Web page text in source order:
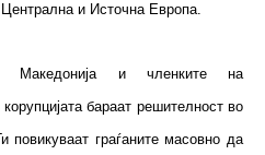
и Источна Европа.
Македонија и членките на
бараат решителност во
повикуваат граѓаните масовно да